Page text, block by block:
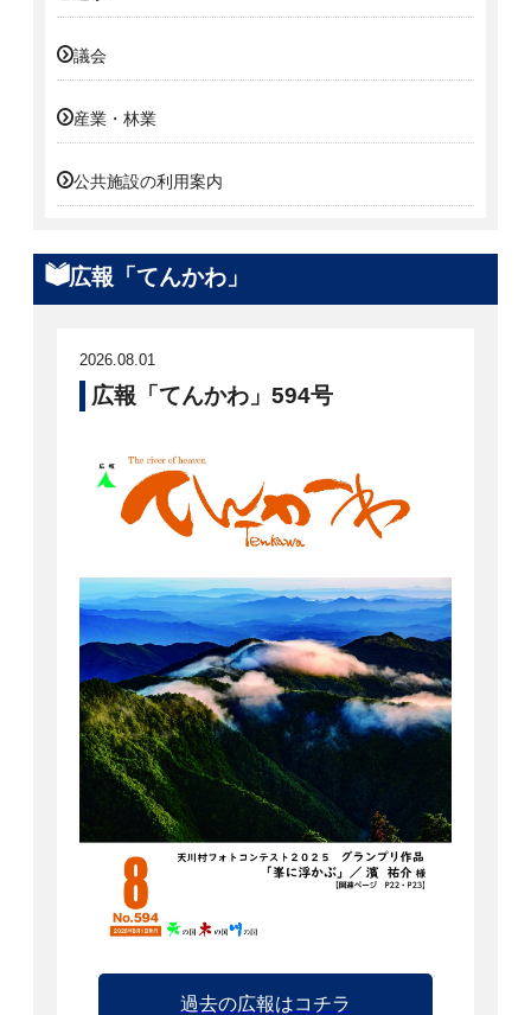
議会
産業・林業
公共施設の利用案内
広報「てんかわ」
2026.08.01
広報「てんかわ」594号
過去の広報はコチラ